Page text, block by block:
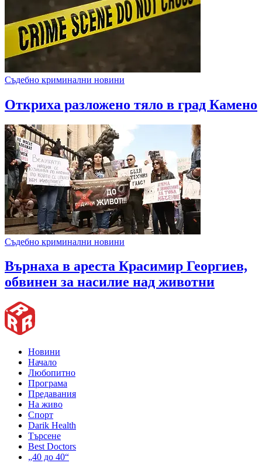
Съдебно криминални новини
Откриха разложено тяло в град Камено
Съдебно криминални новини
Върнаха в ареста Красимир Георгиев,
обвинен за насилие над животни
Новини
Начало
Любопитно
Програма
Предавания
На живо
Спорт
Darik Health
Търсене
Best Doctors
„40 до 40“